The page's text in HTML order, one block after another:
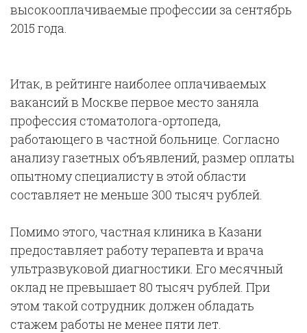
высокооплачиваемые профессии за сентябрь
2015 года.
Итак, в рейтинге наиболее оплачиваемых
вакансий в Москве первое место заняла
профессия стоматолога-ортопеда,
работающего в частной больнице. Согласно
анализу газетных объявлений, размер оплаты
опытному специалисту в этой области
составляет не меньше 300 тысяч рублей.
Помимо этого, частная клиника в Казани
предоставляет работу терапевта и врача
ультразвуковой диагностики. Его месячный
оклад не превышает 80 тысяч рублей. При
этом такой сотрудник должен обладать
стажем работы не менее пяти лет.